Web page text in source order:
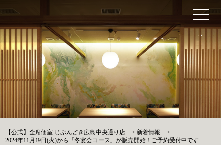
【公式】全席個室 じぶんどき広島中央通り店 >新着情報
>
2024年11月19日(火)から「冬宴会コース」が販売開始！ご予約受付中です